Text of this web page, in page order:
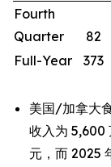
Fourth
Quarter
82
Full-Year
373
美国/加拿大
收入为 5,600
元，而 2025